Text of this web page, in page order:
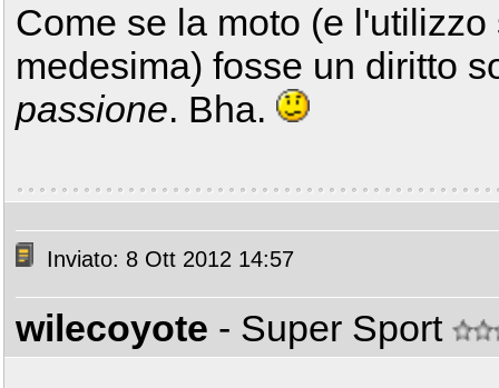
Come se la moto (e
medesima) fosse un diritto
passione. Bha.
Inviato: 8 Ott 2012 14:57
wilecoyote - Super Sport